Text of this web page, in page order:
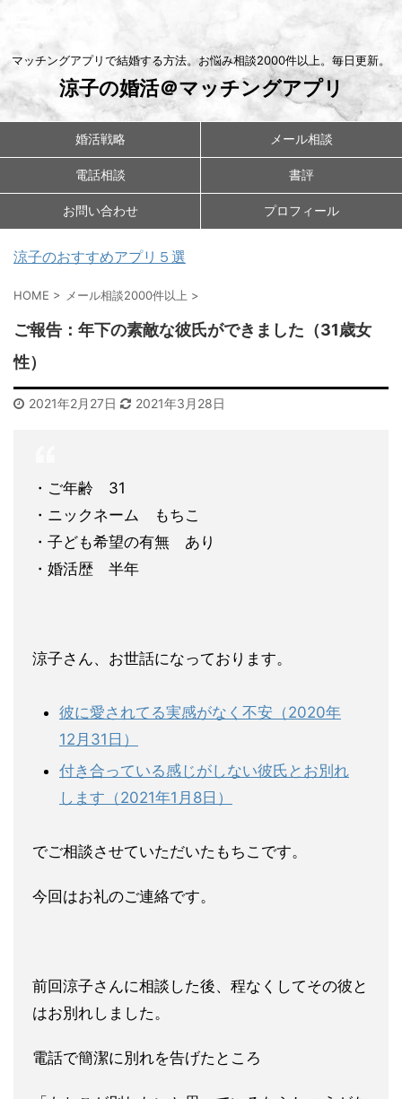
マッチングアプリで結婚する方法。お悩み相談2000件以上。毎日更新。
涼子の婚活＠マッチングアプリ
婚活戦略 メール相談
電話相談 書評
お問い合わせ プロフィール
涼子のおすすめアプリ５選
HOME > メール相談2000件以上 >
ご報告：年下の素敵な彼氏ができました（31歳女
性）
2021年2月27日 2021年3月28日
・ご年齢 31
・ニックネーム もちこ
・子ども希望の有無 あり
・婚活歴 半年
涼子さん、お世話になっております。
彼に愛されてる実感がなく不安（2020年
12月31日）
付き合っている感じがしない彼氏とお別れ
します（2021年1月8日）
でご相談させていただいたもちこです。
今回はお礼のご連絡です。
前回涼子さんに相談した後、程なくしてその彼と
はお別れしました。
電話で簡潔に別れを告げたところ